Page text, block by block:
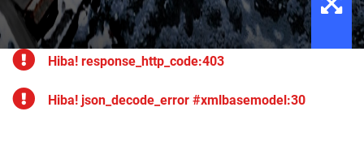
Hiba! response_http_code:403
Hiba! json_decode_error #xmlbasemodel:30